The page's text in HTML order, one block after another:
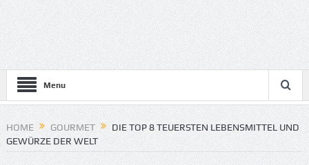
Menu
HOME GOURMET
DIE TOP 8 TEUERSTEN LEBENSMITTEL UND
GEWÜRZE DER WELT